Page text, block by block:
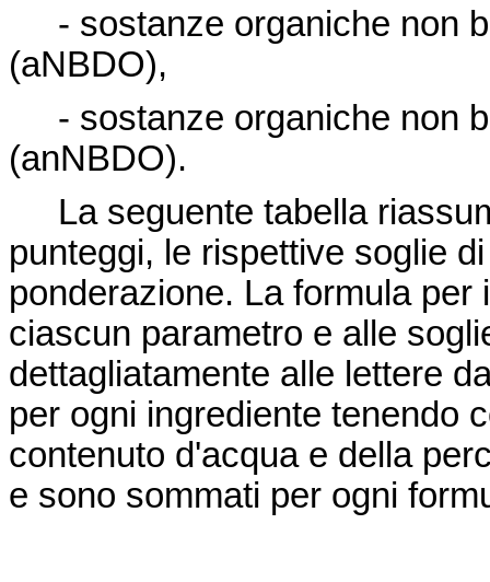
- sostanze organiche non
(aNBDO),
- sostanze organiche non
(anNBDO).
La seguente tabella
punteggi, le rispettive soglie
ponderazione. La formula
ciascun parametro e alle
dettagliatamente alle lettere
per ogni ingrediente tenendo
contenuto d'acqua e della
e sono sommati per ogni